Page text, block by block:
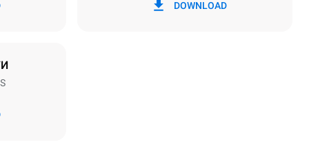
DOWNLOAD